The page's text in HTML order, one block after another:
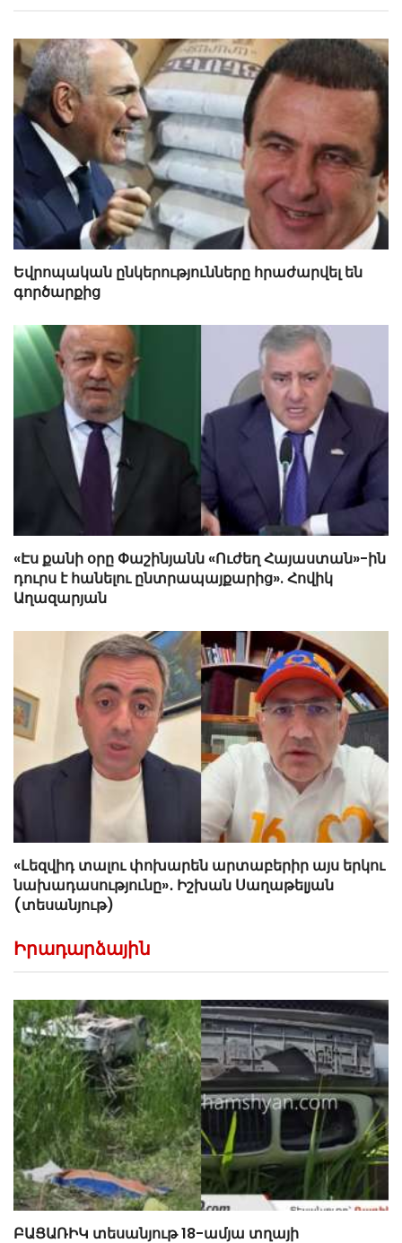
Եվրոպական ընկերությունները հրաժարվել են
գործարքից
«Էս քանի օրը Փաշինյանն «Ուժեղ Հայաստան»-ին
դուրս է հանելու ընտրապայքարից». Հովիկ
Աղազարյան
«Լեզվիդ տալու փոխարեն արտաբերիր այս երկու
նախադասությունը»․ Իշխան Սաղաթելյան
(տեսանյութ)
Իրադարձային
ԲԱՑԱՌԻԿ տեսանյութ 18-ամյա տղայի